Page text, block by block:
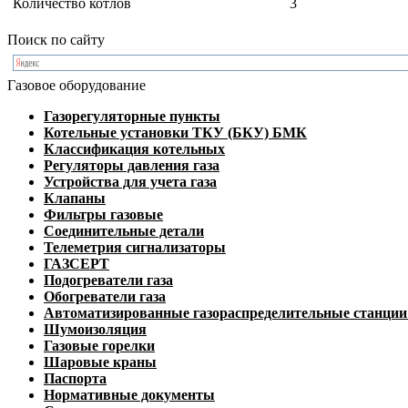
Поиск по сайту
Газовое оборудование
Газорегуляторные пункты
Котельные установки ТКУ (БКУ) БМК
Классификация котельных
Регуляторы давления газа
Устройства для учета газа
Клапаны
Фильтры газовые
Соединительные детали
Телеметрия сигнализаторы
ГАЗСЕРТ
Подогреватели газа
Обогреватели газа
Автоматизированные газораспределительные
Шумоизоляция
Газовые горелки
Шаровые краны
Паспорта
Нормативные документы